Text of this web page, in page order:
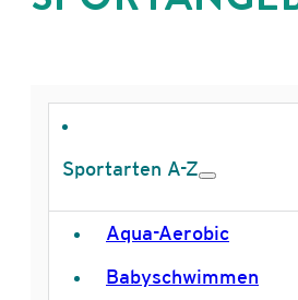
Sportarten A-Z
Aqua-Aerobic
Babyschwimmen